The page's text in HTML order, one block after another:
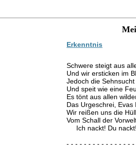
Erkenntnis
Schwere steigt aus
Und wir ersticken im
Jedoch die
Und speit wie eine
Es tönt aus allen
Das Urgeschrei, Evas
Wir reißen uns die
Vom Schall der
Ich nackt! Du nackt!
- - - - - - - - - - - - - - - -